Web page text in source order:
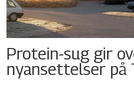
Protein-sug gir
nyansettelser på